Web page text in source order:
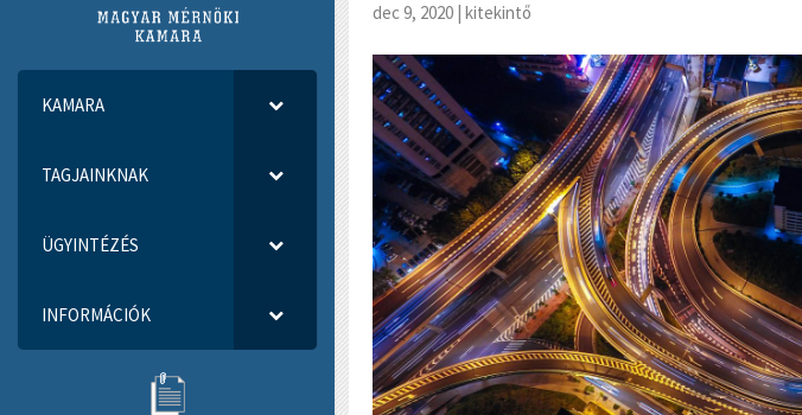
KAMARA
TAGJAINKNAK
ÜGYINTÉZÉS
INFORMÁCIÓK
dec 9, 2020 |kitekintő